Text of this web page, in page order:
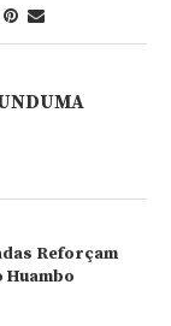
Reforçam
Huambo